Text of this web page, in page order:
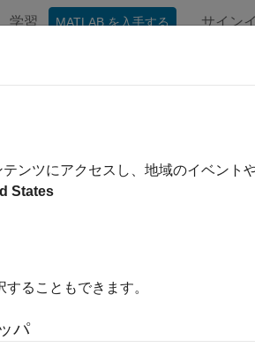
学習 MATLAB を入手する サイン
ーネントの動作を表す式の作成
ファイルの
セクションの
セクション
係を確立する役割があります。ドメ
する一般的な情報を提供しています。
ンツにアクセスし、地域のイベント
States
ることもできます。
パ